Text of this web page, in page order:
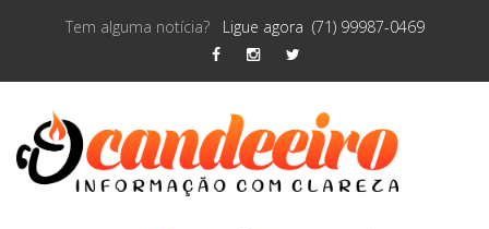
Tem alguma notícia? Ligue agora (71) 99987-0469